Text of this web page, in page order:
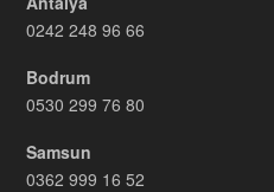
0242 248 96 66
Bodrum
0530 299 76 80
Samsun
0362 999 16 52